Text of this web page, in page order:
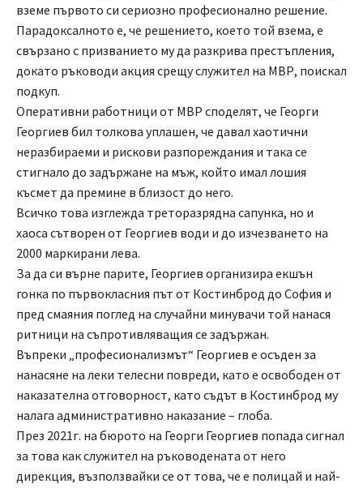
вземе първото си сериозно професионално решение.
Парадоксалното е, че решението, което той взема, е
свързано с призванието му да разкрива престъпления,
докато ръководи акция срещу служител на МВР, поискал
подкуп.
Оперативни работници от МВР споделят, че Георги
Георгиев бил толкова уплашен, че давал хаотични
неразбираеми и рискови разпореждания и така се
стигнало до задържане на мъж, който имал лошия
късмет да премине в близост до него.
Всичко това изглежда треторазрядна сапунка, но и
хаоса сътворен от Георгиев води и до изчезването на
2000 маркирани лева.
За да си върне парите, Георгиев организира екшън
гонка по първокласния път от Костинброд до София и
пред смаяния поглед на случайни минувачи той нанася
ритници на съпротивляващия се задържан.
Въпреки „професионализмът“ Георгиев е осъден за
нанасяне на леки телесни повреди, като е освободен от
наказателна отговорност, като съдът в Костинброд му
налага административно наказание – глоба.
През 2021г. на бюрото на Георги Георгиев попада сигнал
за това как служител на ръководената от него
дирекция, възползвайки се от това, че е полицай и най-